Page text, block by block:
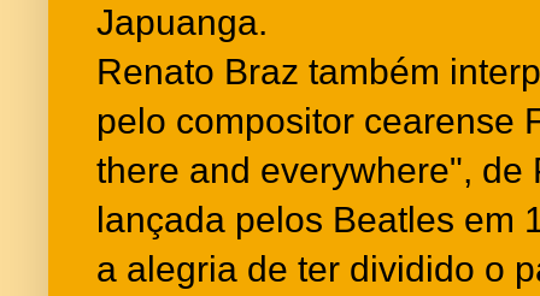
Japuanga.
Renato Braz também
pelo compositor cearense
there and everywhere", de
lançada pelos Beatles em
a alegria de ter dividido o